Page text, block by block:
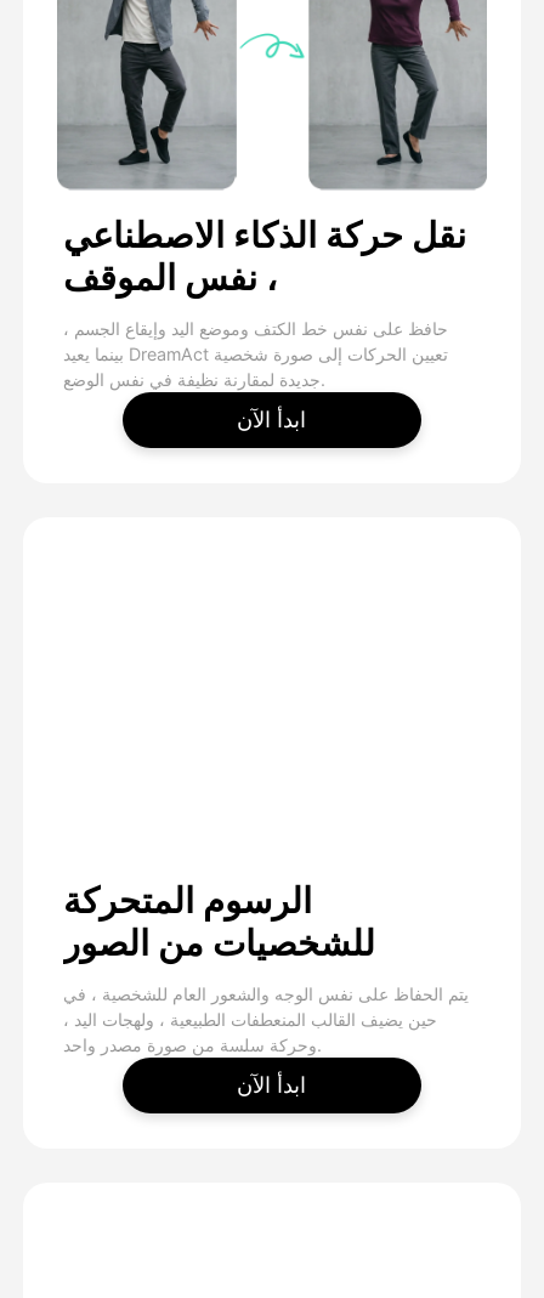
نقل حركة الذكاء الاصطناعي
، نفس الموقف
حافظ على نفس خط الكتف وموضع اليد وإيقاع الجسم ،
بينما يعيد DreamAct تعيين الحركات إلى صورة شخصية
جديدة لمقارنة نظيفة في نفس الوضع.
ابدأ الآن
الرسوم المتحركة
للشخصيات من الصور
يتم الحفاظ على نفس الوجه والشعور العام للشخصية ، في
حين يضيف القالب المنعطفات الطبيعية ، ولهجات اليد ،
وحركة سلسة من صورة مصدر واحد.
ابدأ الآن